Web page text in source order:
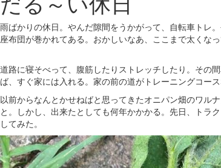
雨ばかりの休日。やんだ隙間をうかがって、自転車トレ
座布団が巻かれてある。おかしいなあ、ここまで太くな
道路に寝そべって、腹筋したりストレッチしたり。その
ば、すぐ家には入れる。家の前の道がトレーニングコー
以前からなんとかせねばと思ってきたオニパン畑のワル
と。しかし、出来たとしても何年かかかる。先日、トラ
してみた。